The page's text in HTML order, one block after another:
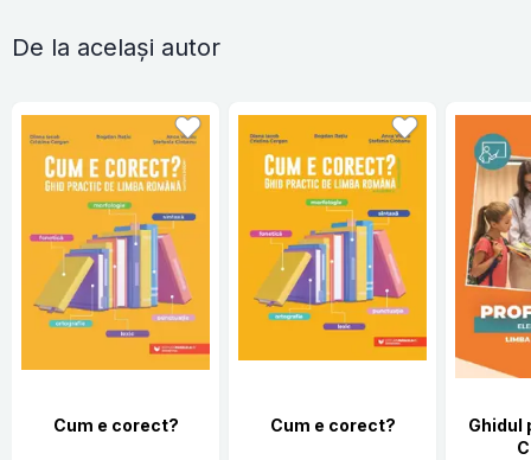
De la același autor
Cum e corect? Cum e corect?
Ghidul